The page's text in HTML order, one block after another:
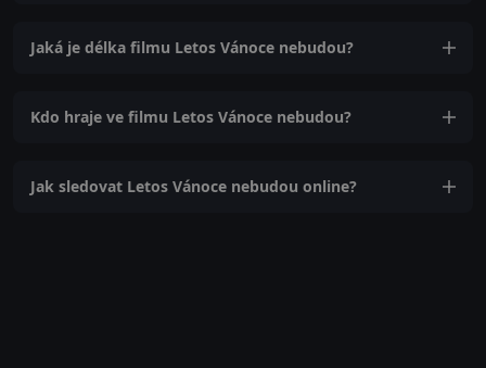
Jaká je délka filmu Letos Vánoce nebudou?
Kdo hraje ve filmu Letos Vánoce nebudou?
Jak sledovat Letos Vánoce nebudou online?